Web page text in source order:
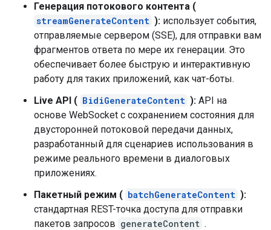
Генерация потокового контента (
streamGenerateContent ): использует события,
отправляемые сервером (SSE), для отправки вам
фрагментов ответа по мере их генерации. Это
обеспечивает более быструю и интерактивную
работу для таких приложений, как чат-боты.
Live API ( BidiGenerateContent ): API на
основе WebSocket с сохранением состояния для
двусторонней потоковой передачи данных,
разработанный для сценариев использования в
режиме реального времени в диалоговых
приложениях.
Пакетный режим ( batchGenerateContent ):
стандартная REST-точка доступа для отправки
пакетов запросов generateContent .